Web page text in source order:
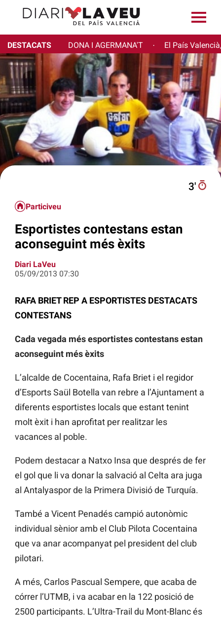
DESTACATS DONA I AGERMANA'T · El País
3′
Particiveu
Esportistes contestans estan
aconseguint més èxits
Diari LaVeu
05/09/2013 07:30
RAFA BRIET REP A ESPORTISTES DESTACATS
CONTESTANS
Cada vegada més esportistes contestans estan
aconseguint més èxits
L’alcalde de Cocentaina, Rafa Briet i el regidor
d’Esports Saül Botella van rebre a l’Ajuntament a
diferents esportistes locals que estant tenint
molt èxit i han aprofitat per realitzar les
vacances al poble.
Podem destacar a Natxo Insa que després de fer
el gol que li va donar la salvació al Celta ara juga
al Antalyaspor de la Primera Divisió de Turquía.
També a Vicent Penadés campió autonòmic
individual sènior amb el Club Pilota Cocentaina
que va anar acompanyat pel president del club
pilotari.
A més, Carlos Pascual Sempere, que acaba de
córrer l’UTMB, i va acabar en la 122 posició de
2500 participants. L’Ultra-Trail du Mont-Blanc és